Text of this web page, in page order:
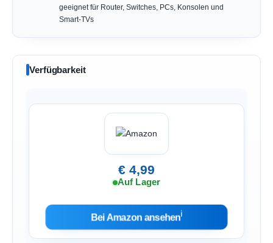
geeignet für Router, Switches, PCs, Konsolen und
Smart-TVs
Verfügbarkeit
€ 4,99
Auf Lager
Bei Amazon ansehenℹ︎